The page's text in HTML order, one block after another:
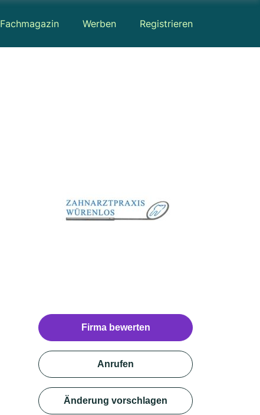
Fachmagazin Werben Registrieren
Firma bewerten
Anrufen
Änderung vorschlagen